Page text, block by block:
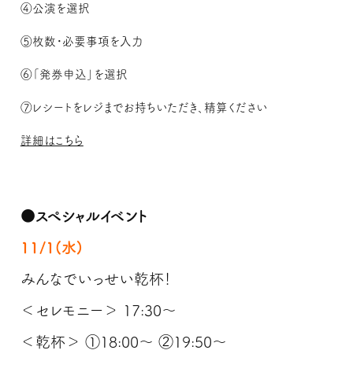
④公演を選択
⑤枚数・必要事項を入力
⑥「発券申込」を選択
⑦レシートをレジまでお持ちいただき、精算ください
詳細はこちら
●スペシャルイベント
11/1(水)
みんなでいっせい乾杯！
＜セレモニー＞ 17:30～
＜乾杯＞ ①18:00～ ②19:50～